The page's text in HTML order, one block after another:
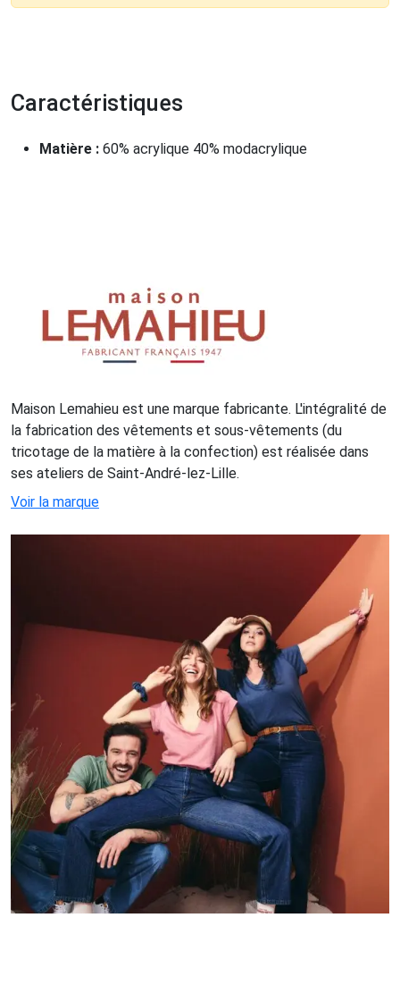
Caractéristiques
Matière : 60% acrylique 40% modacrylique
Maison Lemahieu est une marque fabricante. L'intégralité de
la fabrication des vêtements et sous-vêtements (du
tricotage de la matière à la confection) est réalisée dans
ses ateliers de Saint-André-lez-Lille.
Voir la marque